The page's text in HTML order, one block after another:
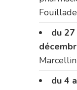
du
du 4